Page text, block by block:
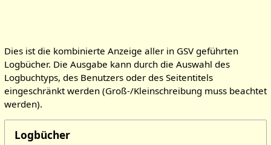
Dies ist die kombinierte Anzeige aller in GSV geführten
Logbücher. Die Ausgabe kann durch die Auswahl des
Logbuchtyps, des Benutzers oder des Seitentitels
eingeschränkt werden (Groß-/Kleinschreibung muss beachtet
werden).
Logbücher